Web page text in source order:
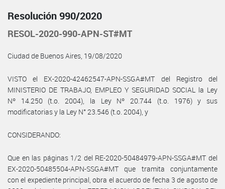
Resolución 990/2020
RESOL-2020-990-APN-ST#MT
Ciudad de Buenos Aires, 19/08/2020
VISTO el EX-2020-42462547-APN-SSGA#MT del Registro del
MINISTERIO DE TRABAJO, EMPLEO Y SEGURIDAD SOCIAL la Ley
Nº 14.250 (t.o. 2004), la Ley Nº 20.744 (t.o. 1976) y sus
modificatorias y la Ley N° 23.546 (t.o. 2004), y
CONSIDERANDO:
Que en las páginas 1/2 del RE-2020-50484979-APN-SSGA#MT del
EX-2020-50485504-APN-SSGA#MT que tramita conjuntamente
con el expediente principal, obra el acuerdo de fecha 3 de agosto de